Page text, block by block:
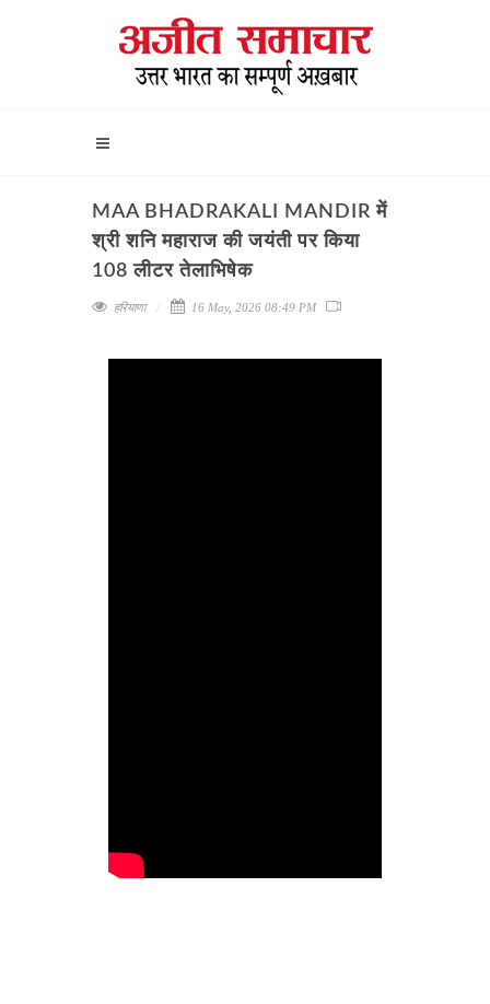
MAA BHADRAKALI MANDIR में
श्री शनि महाराज की जयंती पर किया
108 लीटर तेलाभिषेक
हरियाणा 16 May, 2026 08:49 PM